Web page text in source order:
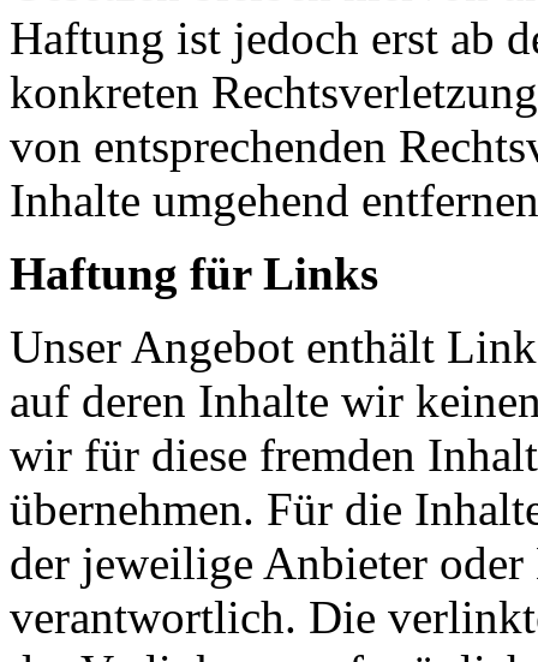
Haftung ist jedoch erst ab
konkreten
von entsprechenden
Inhalte umgehend
Haftung für Links
Unser Angebot enthält
auf deren Inhalte wir
wir für diese fremden
übernehmen. Für die
der jeweilige Anbieter oder
verantwortlich. Die